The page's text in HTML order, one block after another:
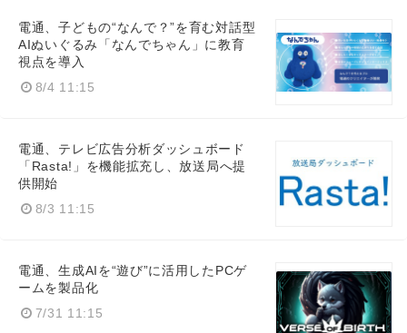
電通、子どもの“なんで？”を育む対話型
AIぬいぐるみ「なんでちゃん」に教育
視点を導入
8/4 11:15
電通、テレビ広告分析ダッシュボード
「Rasta!」を機能拡充し、放送局へ提
供開始
8/3 11:15
電通、生成AIを“遊び”に活用したPCゲ
ームを製品化
7/31 11:15